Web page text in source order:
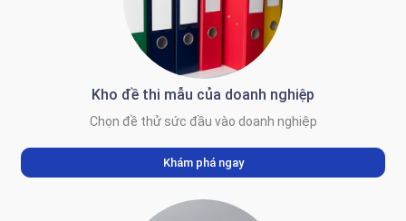
Kho đề thi mẫu của doanh nghiệp
Chọn đề thử sức đầu vào doanh nghiệp
Khám phá ngay